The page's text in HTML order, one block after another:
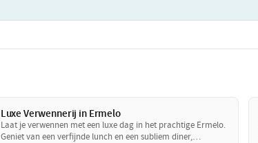
Luxe Verwennerij in Ermelo
Laat je verwennen met een luxe dag in het prachtige Ermelo.
Geniet van een verfijnde lunch en een subliem diner,